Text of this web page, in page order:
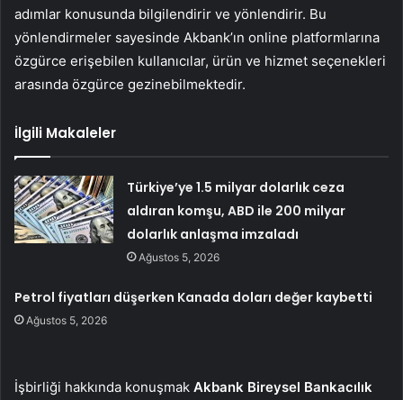
adımlar konusunda bilgilendirir ve yönlendirir. Bu
yönlendirmeler sayesinde Akbank’ın online platformlarına
özgürce erişebilen kullanıcılar, ürün ve hizmet seçenekleri
arasında özgürce gezinebilmektedir.
İlgili Makaleler
Türkiye’ye 1.5 milyar dolarlık ceza
aldıran komşu, ABD ile 200 milyar
dolarlık anlaşma imzaladı
Ağustos 5, 2026
Petrol fiyatları düşerken Kanada doları değer kaybetti
Ağustos 5, 2026
İşbirliği hakkında konuşmak Akbank Bireysel Bankacılık